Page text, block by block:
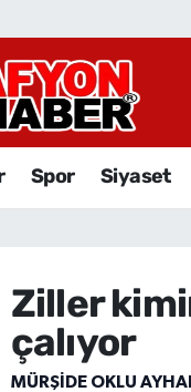
Spor Siyaset
Ziller
çalıyor
MÜRŞIDE OKLU